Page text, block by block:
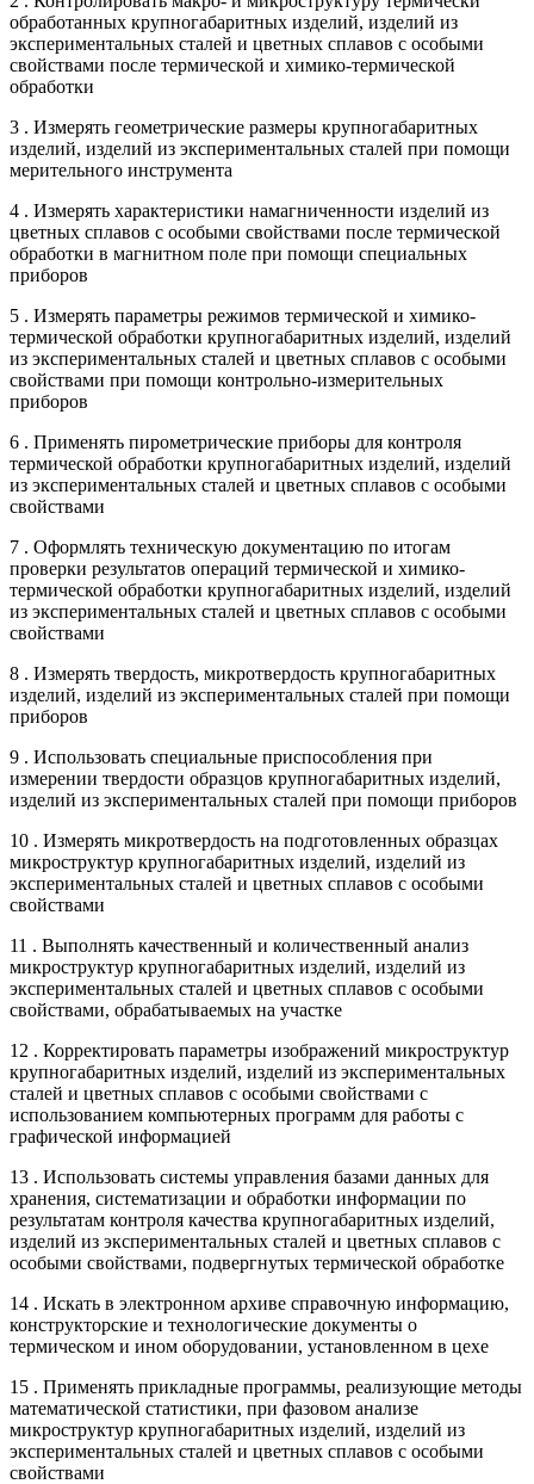
обработанных крупногабаритных изделий, изделий из
экспериментальных сталей и цветных сплавов с особыми
свойствами после термической и химико-термической
обработки
3 . Измерять геометрические размеры крупногабаритных
изделий, изделий из экспериментальных сталей при помощи
мерительного инструмента
4 . Измерять характеристики намагниченности изделий из
цветных сплавов с особыми свойствами после термической
обработки в магнитном поле при помощи специальных
приборов
5 . Измерять параметры режимов термической и химико-
термической обработки крупногабаритных изделий, изделий
из экспериментальных сталей и цветных сплавов с особыми
свойствами при помощи контрольно-измерительных
приборов
6 . Применять пирометрические приборы для контроля
термической обработки крупногабаритных изделий, изделий
из экспериментальных сталей и цветных сплавов с особыми
свойствами
7 . Оформлять техническую документацию по итогам
проверки результатов операций термической и химико-
термической обработки крупногабаритных изделий, изделий
из экспериментальных сталей и цветных сплавов с особыми
свойствами
8 . Измерять твердость, микротвердость крупногабаритных
изделий, изделий из экспериментальных сталей при помощи
приборов
9 . Использовать специальные приспособления при
измерении твердости образцов крупногабаритных изделий,
изделий из экспериментальных сталей при помощи приборов
10 . Измерять микротвердость на подготовленных образцах
микроструктур крупногабаритных изделий, изделий из
экспериментальных сталей и цветных сплавов с особыми
свойствами
11 . Выполнять качественный и количественный анализ
микроструктур крупногабаритных изделий, изделий из
экспериментальных сталей и цветных сплавов с особыми
свойствами, обрабатываемых на участке
12 . Корректировать параметры изображений микроструктур
крупногабаритных изделий, изделий из экспериментальных
сталей и цветных сплавов с особыми свойствами с
использованием компьютерных программ для работы с
графической информацией
13 . Использовать системы управления базами данных для
хранения, систематизации и обработки информации по
результатам контроля качества крупногабаритных изделий,
изделий из экспериментальных сталей и цветных сплавов с
особыми свойствами, подвергнутых термической обработке
14 . Искать в электронном архиве справочную информацию,
конструкторские и технологические документы о
термическом и ином оборудовании, установленном в цехе
15 . Применять прикладные программы, реализующие методы
математической статистики, при фазовом анализе
микроструктур крупногабаритных изделий, изделий из
экспериментальных сталей и цветных сплавов с особыми
свойствами